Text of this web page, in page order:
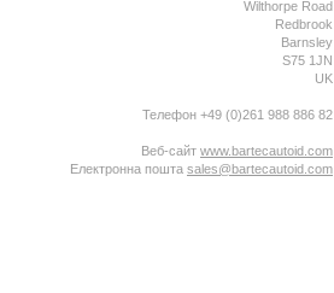
Wilthorpe Road
Redbrook
Barnsley
S75 1JN
UK
Телефон +49 (0)261 988 886 82
Веб-сайт www.bartecautoid.com
Електронна пошта sales@bartecautoid.com